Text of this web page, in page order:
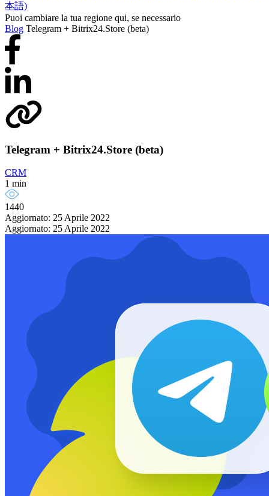
本語)
Puoi cambiare la tua regione qui, se necessario
Blog Telegram + Bitrix24.Store (beta)
Telegram + Bitrix24.Store (beta)
CRM
1 min
1440
Aggiornato: 25 Aprile 2022
Aggiornato: 25 Aprile 2022